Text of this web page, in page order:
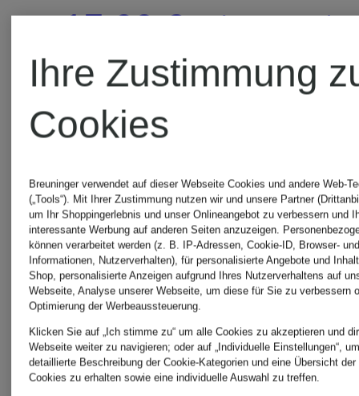
17,90 €
(119,33 € / 1 l)
(78,97 € /
Ihre Zustimmung
Cookies
Breuninger verwendet auf dieser Webseite Cookies und andere Web-
(„Tools“). Mit Ihrer Zustimmung nutzen wir und unsere Partner
um Ihr Shoppingerlebnis und unser Onlineangebot zu verbessern und
interessante Werbung auf anderen Seiten anzuzeigen.
können verarbeitet werden (z. B. IP-Adressen, Cookie-ID, Browser-
Informationen, Nutzerverhalten), für personalisierte Angebote und
Shop, personalisierte Anzeigen aufgrund Ihres Nutzerverhaltens auf
Webseite, Analyse unserer Webseite, um diese für Sie zu verbessern
Optimierung der Werbeaussteuerung.
Klicken Sie auf „Ich stimme zu“ um alle Cookies zu akzeptieren und
Webseite weiter zu navigieren; oder auf „Individuelle Einstellungen“,
detaillierte Beschreibung der Cookie-Kategorien und eine Übersicht
Cookies zu erhalten sowie eine individuelle Auswahl zu treffen.